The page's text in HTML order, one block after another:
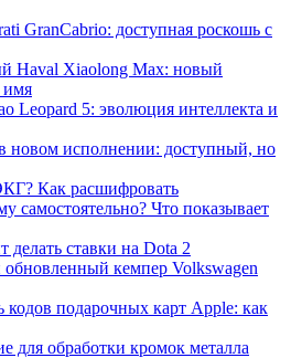
GranCabrio: доступная роскошь с
Haval Xiaolong Max: новый
имя
Leopard 5: эволюция интеллекта и
новом исполнении: доступный, но
Как расшифровать
самостоятельно? Что показывает
делать ставки на Dota 2
обновленный кемпер Volkswagen
кодов подарочных карт Apple: как
для обработки кромок металла